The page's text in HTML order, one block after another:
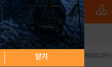
닫기
전 전체앱
불법촬영물 신고센터 제휴광고문의